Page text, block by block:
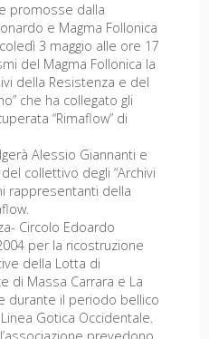
promosse dalla
e Magma Follonica
3 maggio alle ore 17
del Magma Follonica la
della Resistenza e del
che ha collegato gli
“Rimaflow” di
Alessio Giannanti e
collettivo degli “Archivi
rappresentanti della
Circolo Edoardo
per la ricostruzione
della Lotta di
di Massa Carrara e La
durante il periodo bellico
Gotica Occidentale.